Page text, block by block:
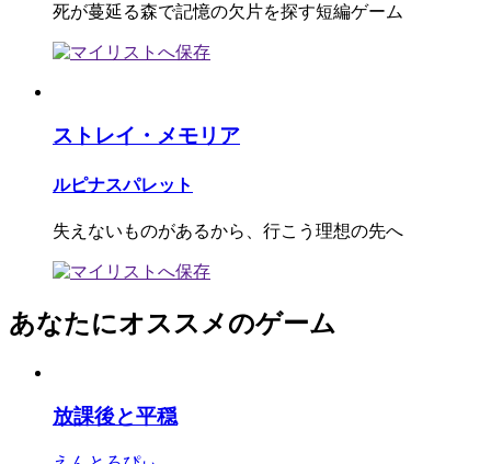
死が蔓延る森で記憶の欠片を探す短編ゲーム
ストレイ・メモリア
ルピナスパレット
失えないものがあるから、行こう理想の先へ
あなたにオススメのゲーム
放課後と平穏